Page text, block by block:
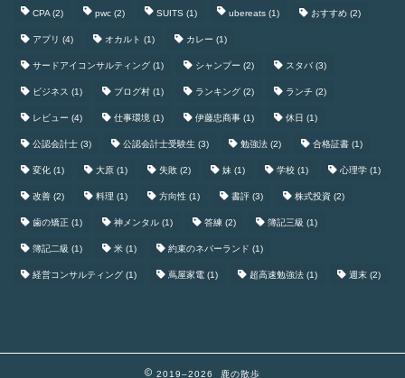
CPA (2) pwc (2) SUITS (1) ubereats (1) おすすめ (2)
アプリ (4) オカルト (1) カレー (1)
サードアイコンサルティング (1) シャンプー (2) スタバ (3)
ビジネス (1) ブログ村 (1) ランキング (2) ランチ (2)
レビュー (4) 仕事環境 (1) 伊藤忠商事 (1) 休日 (1)
公認会計士 (3) 公認会計士受験生 (3) 勉強法 (2) 合格証書 (1)
変化 (1) 大原 (1) 失敗 (2) 妹 (1) 学校 (1) 心理学 (1)
改善 (2) 料理 (1) 方向性 (1) 書評 (3) 株式投資 (2)
歯の矯正 (1) 神メンタル (1) 答練 (2) 簿記三級 (1)
簿記二級 (1) 米 (1) 約束のネバーランド (1)
経営コンサルティング (1) 蔦屋家電 (1) 超高速勉強法 (1) 週末 (2)
2019–2026 鹿の散歩